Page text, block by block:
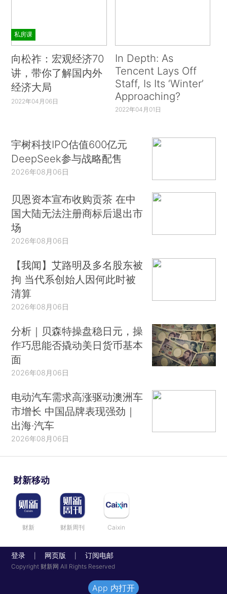
私房课
向松祚：宏观经济70
讲，带你了解国内外
经济大局
2022年04月06日
In Depth: As
Tencent Lays Off
Staff, Is Its ‘Winter’
Approaching?
2022年04月01日
宇树科技IPO估值600亿元
DeepSeek参与战略配售
2026年08月06日
贝恩资本宣布收购贡茶 在中
国大陆无法注册商标后退出市
场
2026年08月06日
【我闻】艾路明及多名股东被
拘 当代系创始人因何此时被
清算
2026年08月06日
分析｜贝森特操盘稳日元，操
作巧思能否撬动美日货币基本
面
2026年08月06日
电动汽车需求高涨驱动澳洲车
市增长 中国品牌表现强劲｜
出海·汽车
2026年08月06日
财新移动
财新 财新周刊 Caixin
登录 网页版 订阅电邮
Copyright 财新网 All Rights Reserved
App 内打开